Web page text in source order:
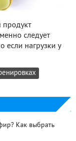
продукт
следует
если нагрузки у
Как выбрать